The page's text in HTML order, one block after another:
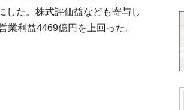
した。株式評価益なども寄与し
業利益4469億円を上回った。